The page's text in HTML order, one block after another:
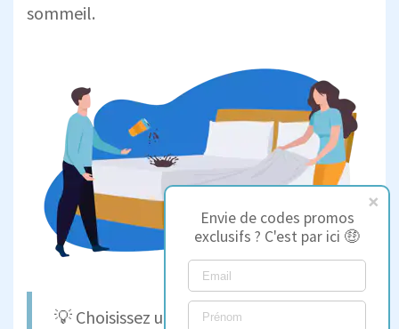
sommeil.
💡 Choisissez un protège-matelas et un
Envie de codes promos
exclusifs ? C'est par ici 🤑